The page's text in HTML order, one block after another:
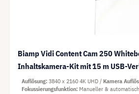
Biamp Vidi Content Cam 250
Inhaltskamera-Kit mit 15 m USB-
Auflösung 3840 x 2160 4K UHD Kamera
Fokussierungsfunktion Manueller &